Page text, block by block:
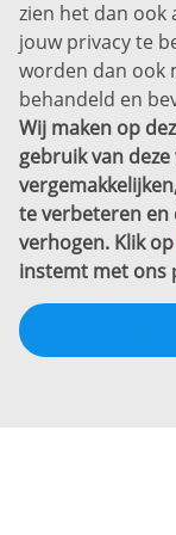
Privacyverklaring
Sitemap
Copyright
Bekijk ook
zien het dan ook
jouw privacy te
worden dan ook
behandeld en
Wij maken op
gebruik van
te verbeteren en
verhogen. Klik op
instemt met ons